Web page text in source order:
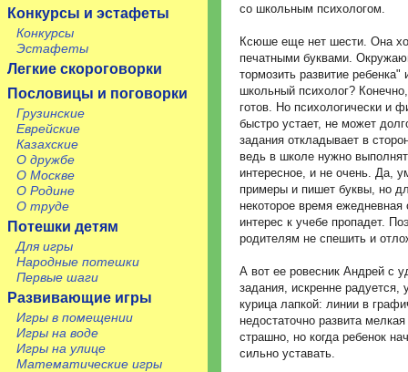
Конкурсы и эстафеты
Конкурсы
Эстафеты
Легкие скороговорки
Пословицы и поговорки
Грузинские
Еврейские
Казахские
О дружбе
О Москве
О Родине
О труде
Потешки детям
Для игры
Народные потешки
Первые шаги
Развивающие игры
Игры в помещении
Игры на воде
Игры на улице
Математические игры
со школьным психологом.
Ксюше еще нет шести. Она
печатными буквами.
тормозить развитие
школьный психолог?
готов. Но психологически и
быстро устает, не может
задания откладывает в
ведь в школе нужно
интересное, и не очень. Да,
примеры и пишет буквы, но
некоторое время ежедневная
интерес к учебе пропадет.
родителям не спешить и
А вот ее ровесник Андрей с
задания, искренне радуется,
курица лапкой: линии в
недостаточно развита
страшно, но когда ребенок
сильно уставать.